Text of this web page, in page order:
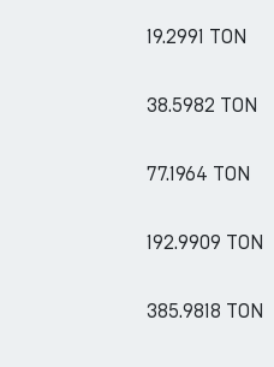
19.2991 TON
38.5982 TON
77.1964 TON
192.9909 TON
385.9818 TON